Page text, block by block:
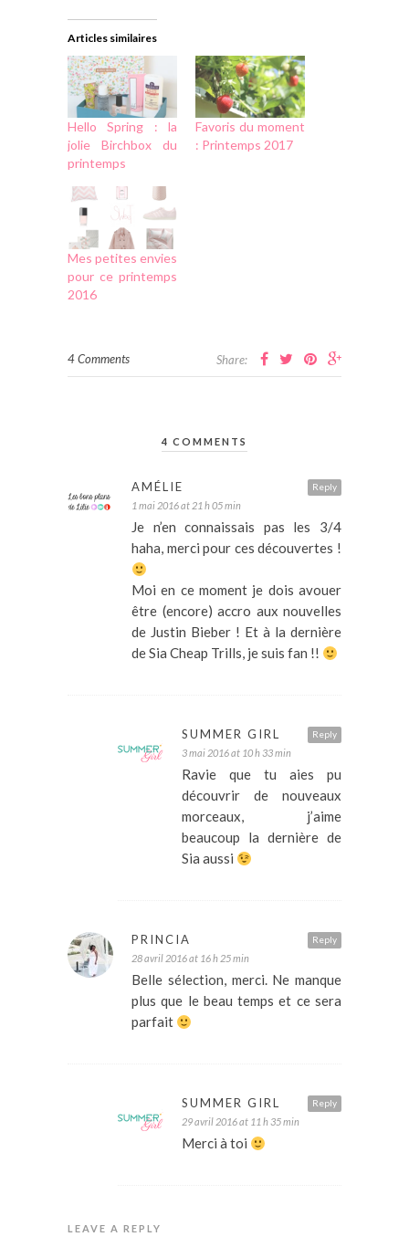
Articles similaires
Hello Spring : la
jolie Birchbox du
printemps
Favoris du moment
: Printemps 2017
Mes petites envies
pour ce printemps
2016
4 Comments Share:
4 COMMENTS
Reply
AMÉLIE
1 mai 2016 at 21 h 05 min
Je n’en connaissais pas les 3/4
haha, merci pour ces découvertes !
Moi en ce moment je dois avouer
être (encore) accro aux nouvelles
de Justin Bieber ! Et à la dernière
de Sia Cheap Trills, je suis fan !!
Reply
SUMMER GIRL
3 mai 2016 at 10 h 33 min
Ravie que tu aies pu
découvrir de nouveaux
morceaux, j’aime
beaucoup la dernière de
Sia aussi
Reply
PRINCIA
28 avril 2016 at 16 h 25 min
Belle sélection, merci. Ne manque
plus que le beau temps et ce sera
parfait
Reply
SUMMER GIRL
29 avril 2016 at 11 h 35 min
Merci à toi
LEAVE A REPLY